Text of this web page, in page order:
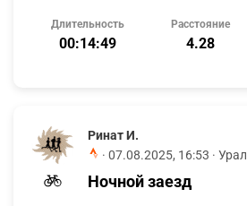
Длительность
00:14:49
Расстояние
4.28
Ринат И.
· 07.08.2025, 16:53 · Урал
Ночной заезд